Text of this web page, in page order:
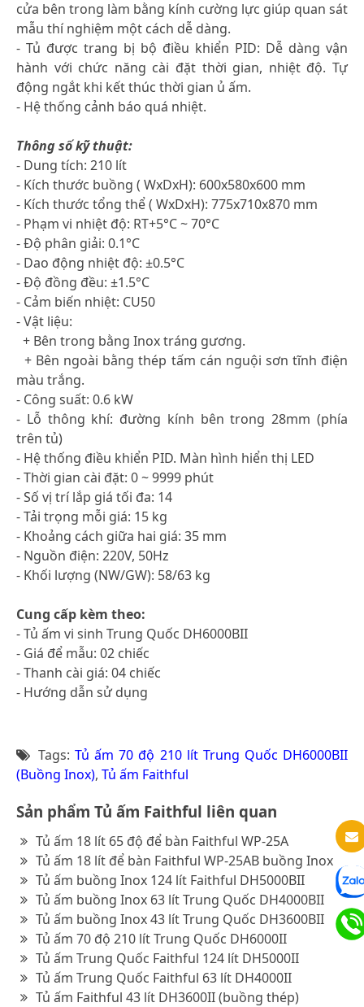
cửa bên trong làm bằng kính cường lực giúp quan sát
mẫu thí nghiệm một cách dễ dàng.
- Tủ được trang bị bộ điều khiển PID: Dễ dàng vận
hành với chức năng cài đặt thời gian, nhiệt độ. Tự
động ngắt khi kết thúc thời gian ủ ấm.
- Hệ thống cảnh báo quá nhiệt.
Thông số kỹ thuật:
- Dung tích: 210 lít
- Kích thước buồng ( WxDxH): 600x580x600 mm
- Kích thước tổng thể ( WxDxH): 775x710x870 mm
- Phạm vi nhiệt độ: RT+5°C ~ 70°C
- Độ phân giải: 0.1°C
- Dao động nhiệt độ: ±0.5°C
- Độ đồng đều: ±1.5°C
- Cảm biến nhiệt: CU50
- Vật liệu:
+ Bên trong bằng Inox tráng gương.
+ Bên ngoài bằng thép tấm cán nguội sơn tĩnh điện
màu trắng.
- Công suất: 0.6 kW
- Lỗ thông khí: đường kính bên trong 28mm (phía
trên tủ)
- Hệ thống điều khiển PID. Màn hình hiển thị LED
- Thời gian cài đặt: 0 ~ 9999 phút
- Số vị trí lắp giá tối đa: 14
- Tải trọng mỗi giá: 15 kg
- Khoảng cách giữa hai giá: 35 mm
- Nguồn điện: 220V, 50Hz
- Khối lượng (NW/GW): 58/63 kg
Cung cấp kèm theo:
- Tủ ấm vi sinh Trung Quốc DH6000BII
- Giá để mẫu: 02 chiếc
- Thanh cài giá: 04 chiếc
- Hướng dẫn sử dụng
Tags: Tủ ấm 70 độ 210 lít Trung Quốc DH6000BII
(Buồng Inox), Tủ ấm Faithful
Sản phẩm Tủ ấm Faithful liên quan
Tủ ấm 18 lít 65 độ để bàn Faithful WP-25A
Tủ ấm 18 lít để bàn Faithful WP-25AB buồng Inox
Tủ ấm buồng Inox 124 lít Faithful DH5000BII
Tủ ấm buồng Inox 63 lít Trung Quốc DH4000BII
Tủ ấm buồng Inox 43 lít Trung Quốc DH3600BII
Tủ ấm 70 độ 210 lít Trung Quốc DH6000II
Tủ ấm Trung Quốc Faithful 124 lít DH5000II
Tủ ấm Trung Quốc Faithful 63 lít DH4000II
Tủ ấm Faithful 43 lít DH3600II (buồng thép)